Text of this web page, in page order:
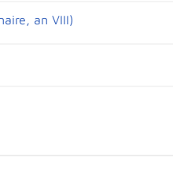
an VIII)